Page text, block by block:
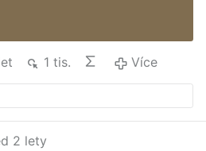
1 tis. Více
2 lety